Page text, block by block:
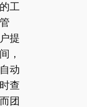
工
提
，
动
查
团